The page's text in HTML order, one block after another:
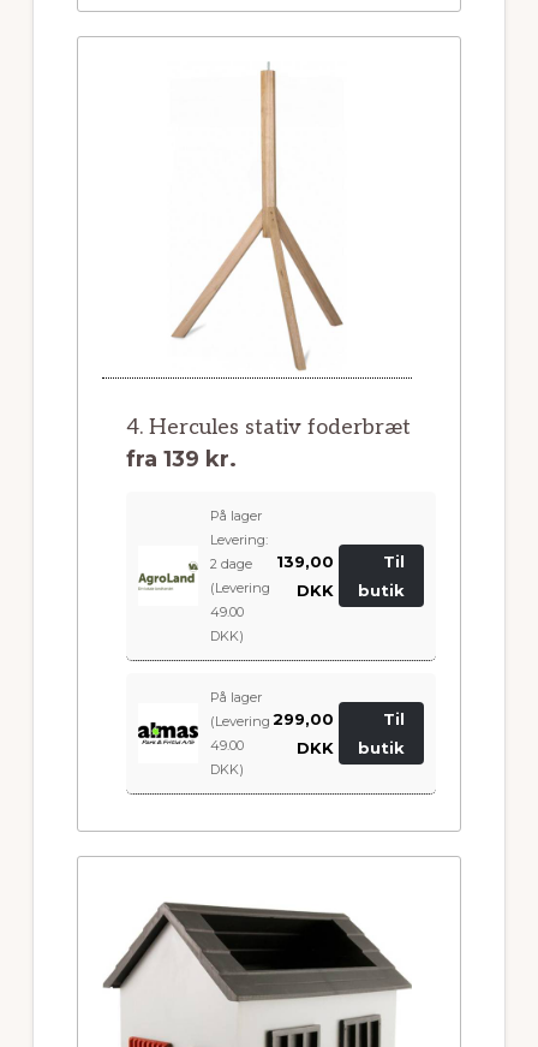
4. Hercules stativ foderbræt
fra 139 kr.
På lager
Levering:
2 dage
(Levering
49.00
DKK)
139,00
DKK
Til
butik
På lager
(Levering
49.00
DKK)
299,00
DKK
Til
butik